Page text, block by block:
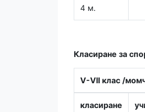
4 м.
Класиране за
V-VII клас /
класиране